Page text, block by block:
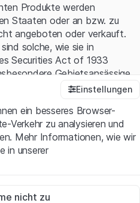
Produkte werden
Staaten oder an bzw. zu
angeboten oder verkauft.
solche, wie sie in
Securities Act of 1933
Gebietsansässige
Kapital- und
Informationen
erklären Sie, dass Sie die
wichtigen Hinweise und
haben und akzeptieren.
Zugriff auf diese Website.
Einstellungen
ein besseres Browser-
Verkehr zu analysieren und
Mehr Informationen, wie wir
in unserer
erforderlich und können nicht
nicht zu